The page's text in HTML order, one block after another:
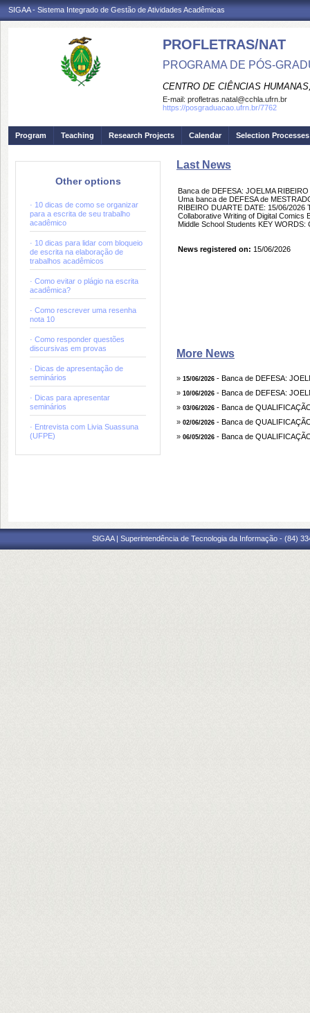
SIGAA - Sistema Integrado de Gestão de Atividades Acadêmicas
PROFLETRAS/NAT
PROGRAMA DE PÓS-
CENTRO DE CIÊNCIAS
E-mail: profletras.natal@cchla.ufrn.br
https://posgraduacao.ufrn.br/7762
Program Teaching Research Projects Calendar Selection Processes
Other options
· 10 dicas de como se organizar
para a escrita de seu trabalho
acadêmico
· 10 dicas para lidar com bloqueio
de escrita na elaboração de
trabalhos acadêmicos
· Como evitar o plágio na escrita
acadêmica?
· Como rescrever uma resenha
nota 10
· Como responder questões
discursivas em provas
· Dicas de apresentação de
seminários
· Dicas para apresentar
seminários
· Entrevista com Livia Suassuna
(UFPE)
Last News
Banca de DEFESA: JOELMA
Uma banca de DEFESA de
RIBEIRO DUARTE DATE: 15/06/2026
Collaborative Writing of Digital Comics
Middle School Students KEY WORDS:
News registered on: 15/06/2026
More News
» 15/06/2026 - Banca de DEFESA:
» 10/06/2026 - Banca de DEFESA:
» 03/06/2026 - Banca de
» 02/06/2026 - Banca de
» 06/05/2026 - Banca de
SIGAA | Superintendência de Tecnologia da Informação - (84)